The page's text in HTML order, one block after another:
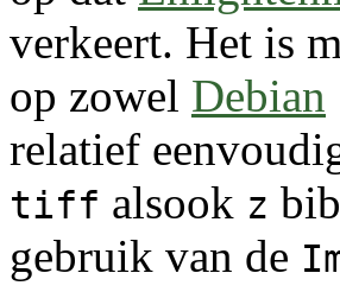
verkeert. Het is
op zowel Debian
relatief
tiff alsook z
gebruik van de